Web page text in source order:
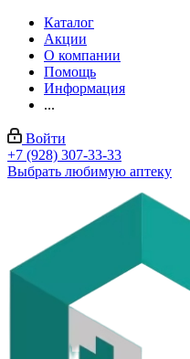
Каталог
Акции
О компании
Помощь
Информация
...
Войти
+7 (928) 307-33-33
Выбрать любимую аптеку